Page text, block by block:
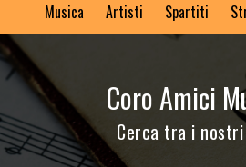
Musica Artisti Spartiti
Coro Amici
Cerca tra i